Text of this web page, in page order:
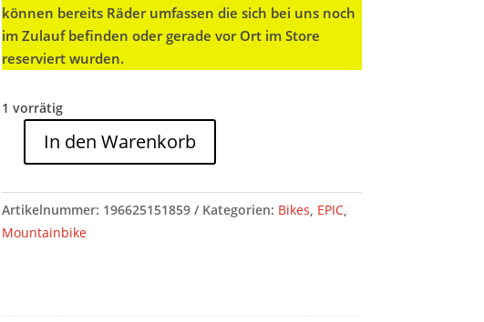
können bereits Räder umfassen die sich bei uns noch
im Zulauf befinden oder gerade vor Ort im Store
reserviert wurden.
1 vorrätig
Specialized
8
COMP
ASHEN
Menge
In den Warenkorb
Artikelnummer: 196625151859 Kategorien: Bikes, EPIC,
Mountainbike